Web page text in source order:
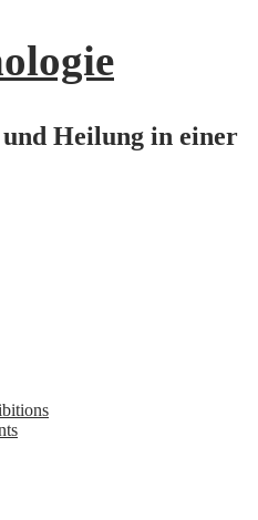
Heilung in einer